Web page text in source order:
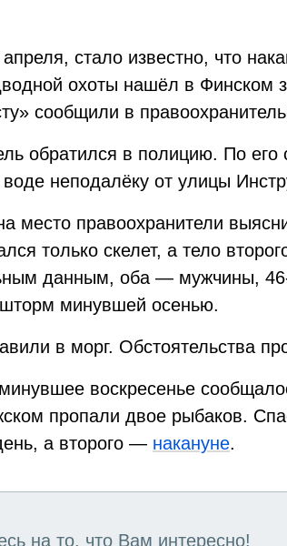
стало известно, что
охоты нашёл в Финском
сообщили в
обратился в полицию. По его
неподалёку от улицы
место правоохранители
только скелет, а тело
данным, оба — мужчины,
минувшей осенью.
в морг. Обстоятельства
воскресенье
пропали двое рыбаков.
а второго — накануне.
на то, что Вам интересно!